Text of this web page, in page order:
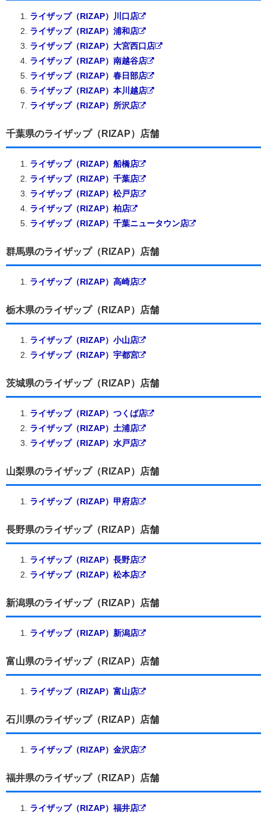
ライザップ（RIZAP）川口店
ライザップ（RIZAP）浦和店
ライザップ（RIZAP）大宮西口店
ライザップ（RIZAP）南越谷店
ライザップ（RIZAP）春日部店
ライザップ（RIZAP）本川越店
ライザップ（RIZAP）所沢店
千葉県のライザップ（RIZAP）店舗
ライザップ（RIZAP）船橋店
ライザップ（RIZAP）千葉店
ライザップ（RIZAP）松戸店
ライザップ（RIZAP）柏店
ライザップ（RIZAP）千葉ニュータウン店
群馬県のライザップ（RIZAP）店舗
ライザップ（RIZAP）高崎店
栃木県のライザップ（RIZAP）店舗
ライザップ（RIZAP）小山店
ライザップ（RIZAP）宇都宮
茨城県のライザップ（RIZAP）店舗
ライザップ（RIZAP）つくば店
ライザップ（RIZAP）土浦店
ライザップ（RIZAP）水戸店
山梨県のライザップ（RIZAP）店舗
ライザップ（RIZAP）甲府店
長野県のライザップ（RIZAP）店舗
ライザップ（RIZAP）長野店
ライザップ（RIZAP）松本店
新潟県のライザップ（RIZAP）店舗
ライザップ（RIZAP）新潟店
富山県のライザップ（RIZAP）店舗
ライザップ（RIZAP）富山店
石川県のライザップ（RIZAP）店舗
ライザップ（RIZAP）金沢店
福井県のライザップ（RIZAP）店舗
ライザップ（RIZAP）福井店